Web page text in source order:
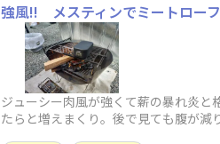
強風!! メスティンでミートロー
ジューシー肉風が強くて薪の暴れ炎
たらと増えまくり。後で見ても腹が減